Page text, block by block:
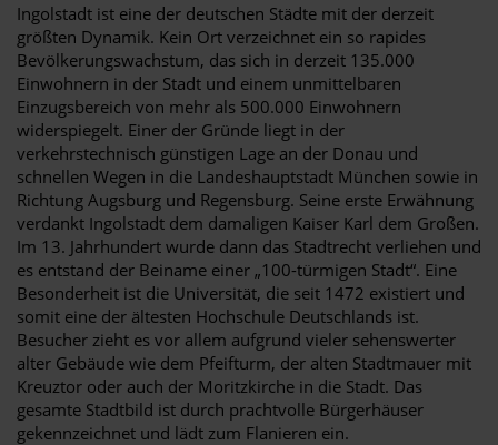
Ingolstadt ist eine der deutschen Städte mit der derzeit
größten Dynamik. Kein Ort verzeichnet ein so rapides
Bevölkerungswachstum, das sich in derzeit 135.000
Einwohnern in der Stadt und einem unmittelbaren
Einzugsbereich von mehr als 500.000 Einwohnern
widerspiegelt. Einer der Gründe liegt in der
verkehrstechnisch günstigen Lage an der Donau und
schnellen Wegen in die Landeshauptstadt München sowie in
Richtung Augsburg und Regensburg. Seine erste Erwähnung
verdankt Ingolstadt dem damaligen Kaiser Karl dem Großen.
Im 13. Jahrhundert wurde dann das Stadtrecht verliehen und
es entstand der Beiname einer „100-türmigen Stadt“. Eine
Besonderheit ist die Universität, die seit 1472 existiert und
somit eine der ältesten Hochschule Deutschlands ist.
Besucher zieht es vor allem aufgrund vieler sehenswerter
alter Gebäude wie dem Pfeifturm, der alten Stadtmauer mit
Kreuztor oder auch der Moritzkirche in die Stadt. Das
gesamte Stadtbild ist durch prachtvolle Bürgerhäuser
gekennzeichnet und lädt zum Flanieren ein.